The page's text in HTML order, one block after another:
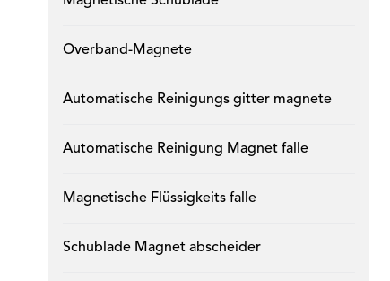
Overband-Magnete
Automatische Reinigungs gitter magnete
Automatische Reinigung Magnet falle
Magnetische Flüssigkeits falle
Schublade Magnet abscheider